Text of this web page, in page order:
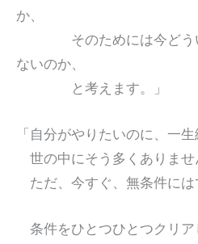
か、
そのためには今どうい
ないのか、
と考えます。」
「自分がやりたいのに、一
世の中にそう多くありませ
ただ、今すぐ、無条件には
条件をひとつひとつクリア